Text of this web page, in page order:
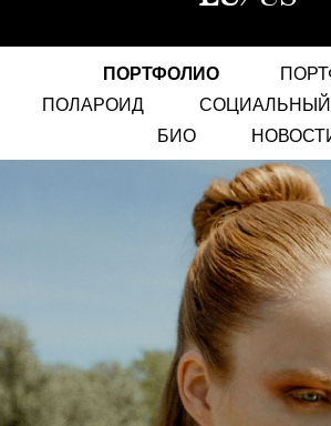
ПОРТФОЛИО
ПОЛАРОИД
СОЦИАЛЬНЫЙ
БИО